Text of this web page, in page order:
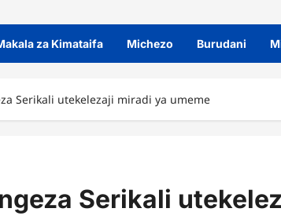
za Kimataifa Michezo Burudani
Serikali utekelezaji miradi ya umeme
Serikali